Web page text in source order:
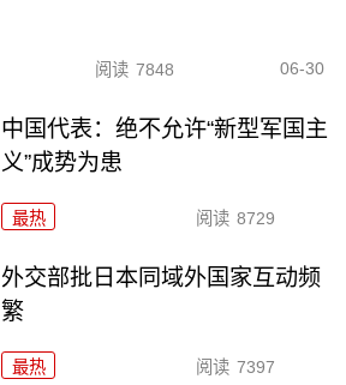
阅读 7848 06-30
中国代表：绝不允许“新型军国主
义”成势为患
最热 阅读 8729
外交部批日本同域外国家互动频
繁
最热 阅读 7397